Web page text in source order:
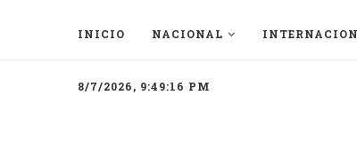
INICIO NACIONAL
8/7/2026, 9:49:16 PM